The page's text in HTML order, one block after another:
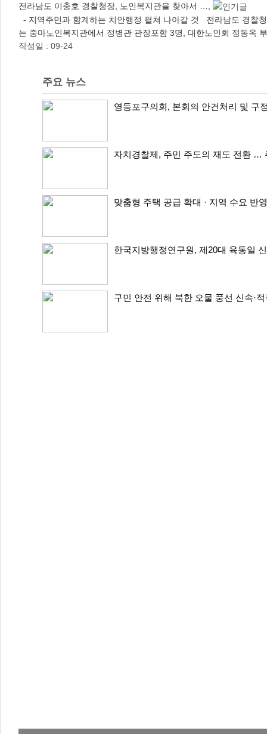
전라남도 이충호 경찰청장, 노인복지관을 찾아서 …,
- 지역주민과 함계하는 치안행정 펼쳐 나아갈 것 전라남도 경찰
는 중마노인복지관에서 정병관 관장포함 3명, 대한노인회 정동옥
작성일 : 09-24
주요 뉴스
영등포구의회, 본회의 안건처리 및 구
자치경찰제, 주민 주도의 재도 전환 …
맞춤형 주택 공급 확대 · 지역 수요 반
한국지방행정연구원, 제20대 육동일
구민 안전 위해 북한 오물 풍선 신속·적